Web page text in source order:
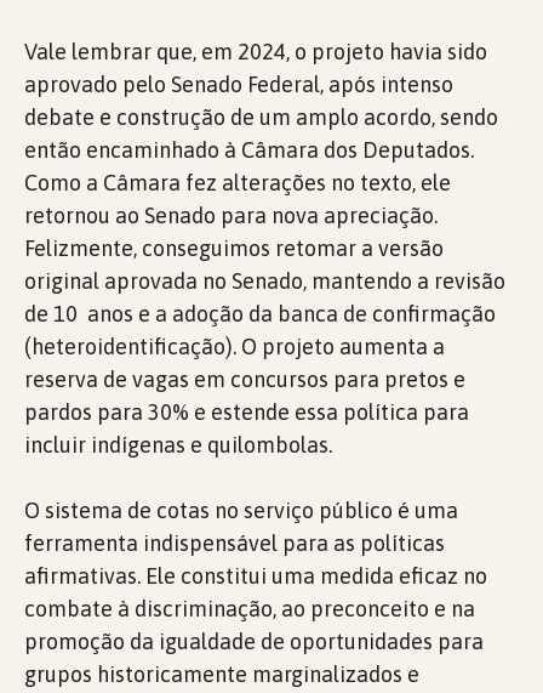
Vale lembrar que, em 2024, o projeto havia sido
aprovado pelo Senado Federal, após intenso
debate e construção de um amplo acordo, sendo
então encaminhado à Câmara dos Deputados.
Como a Câmara fez alterações no texto, ele
retornou ao Senado para nova apreciação.
Felizmente, conseguimos retomar a versão
original aprovada no Senado, mantendo a revisão
de 10 anos e a adoção da banca de confirmação
(heteroidentificação). O projeto aumenta a
reserva de vagas em concursos para pretos e
pardos para 30% e estende essa política para
incluir indígenas e quilombolas.
O sistema de cotas no serviço público é uma
ferramenta indispensável para as políticas
afirmativas. Ele constitui uma medida eficaz no
combate à discriminação, ao preconceito e na
promoção da igualdade de oportunidades para
grupos historicamente marginalizados e